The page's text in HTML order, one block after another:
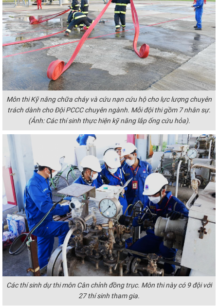
Môn thi Kỹ năng chữa cháy và cứu nạn cứu hộ cho lực lượng chuyên
trách dành cho Đội PCCC chuyên ngành. Mỗi đội thi gồm 7 nhân sự.
(Ảnh: Các thí sinh thực hiện kỹ năng lắp ống cứu hỏa).
Các thí sinh dự thi môn Cân chỉnh đồng trục. Môn thi này có 9 đội với
27 thí sinh tham gia.